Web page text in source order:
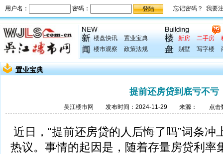
楼盘快讯
置业宝典
楼市观察
政策法规
新房 二手房
别墅
写字楼
置业宝典
提前还房贷到底亏不亏
吴江楼市网 发布时间：2024-11-29 来源： 点击
近日，“提前还房贷的人后悔了吗”词条冲
热议。事情的起因是，随着存量房贷利率